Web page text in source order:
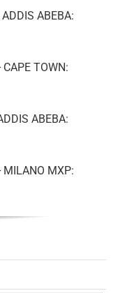
ABEBA:
TOWN:
ABEBA:
MILANO MXP: